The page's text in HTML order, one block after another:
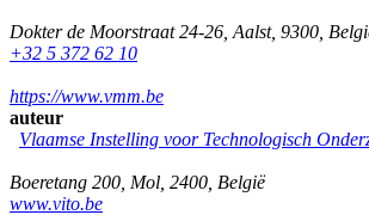
Dokter de Moorstraat 24-26 Aalst, 9300
+32 5 372 62 10
https://www.vmm.be
auteur
Vlaamse Instelling voor Technologisch
Boeretang 200 Mol 2400 België
www.vito.be